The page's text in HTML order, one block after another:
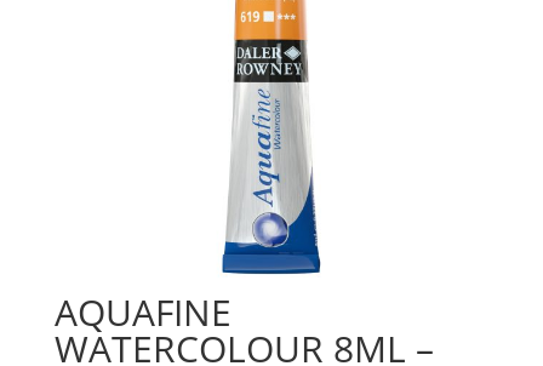
AQUAFINE
WATERCOLOUR 8ML –